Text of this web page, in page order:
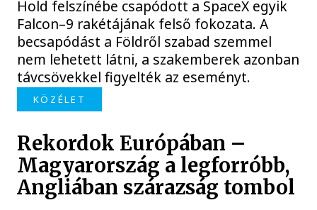
Hold felszínébe csapódott a SpaceX egyik
Falcon–9 rakétájának felső fokozata. A
becsapódást a Földről szabad szemmel
nem lehetett látni, a szakemberek azonban
távcsövekkel figyelték az eseményt.
KÖZÉLET
Rekordok Európában –
Magyarország a legforróbb,
Angliában szárazság tombol